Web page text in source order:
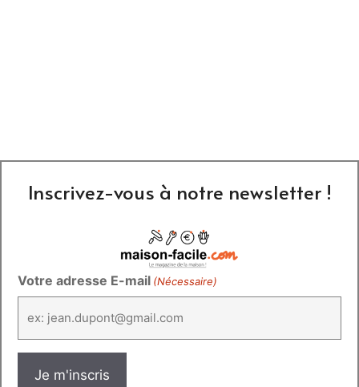
Inscrivez-vous à notre newsletter !
Votre adresse E-mail (Nécessaire)